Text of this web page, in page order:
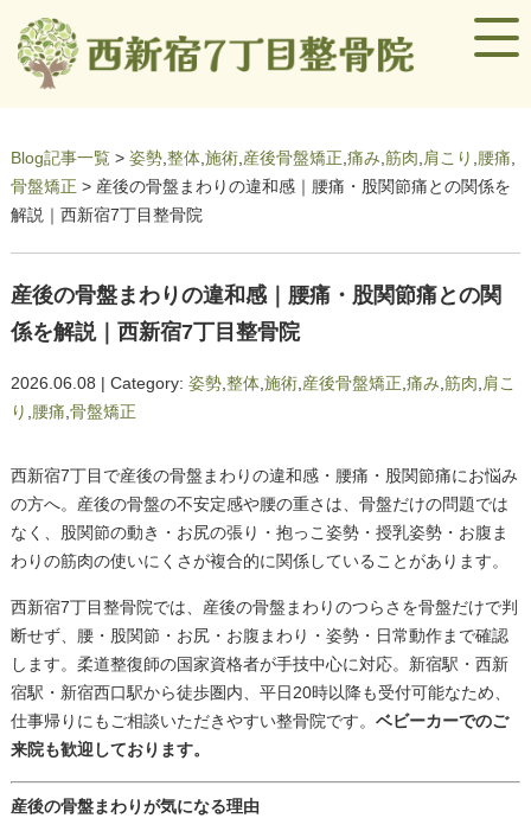
Blog記事一覧> 姿勢, 整体, 施術, 産後骨盤矯正 痛み 筋肉 肩こり 腰痛
骨盤矯正 > 産後の骨盤まわりの違和感｜腰痛・股関節痛との関係を
解説｜西新宿7丁目整骨院
産後の骨盤まわりの違和感｜腰痛・股関節痛との関
係を解説｜西新宿7丁目整骨院
2026.06.08 | Category: 姿勢, 整体, 施術, 産後骨盤矯正 痛み 筋肉 肩こ
り 腰痛 骨盤矯正
西新宿7丁目で産後の骨盤まわりの違和感・腰痛・股関節痛にお悩み
の方へ。産後の骨盤の不安定感や腰の重さは、骨盤だけの問題では
なく、股関節の動き・お尻の張り・抱っこ姿勢・授乳姿勢・お腹ま
わりの筋肉の使いにくさが複合的に関係していることがあります。
西新宿7丁目整骨院では、産後の骨盤まわりのつらさを骨盤だけで判
断せず、腰・股関節・お尻・お腹まわり・姿勢・日常動作まで確認
します。柔道整復師の国家資格者が手技中心に対応。新宿駅・西新
宿駅・新宿西口駅から徒歩圏内、平日20時以降も受付可能なため、
仕事帰りにもご相談いただきやすい整骨院です。 ベビーカーでのご
来院も歓迎しております。
産後の骨盤まわりが気になる理由